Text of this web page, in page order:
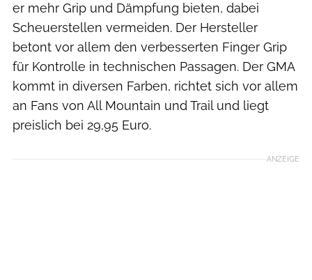
er mehr Grip und Dämpfung bieten, dabei
Scheuerstellen vermeiden. Der Hersteller
betont vor allem den verbesserten Finger Grip
für Kontrolle in technischen Passagen. Der GMA
kommt in diversen Farben, richtet sich vor allem
an Fans von All Mountain und Trail und liegt
preislich bei 29,95 Euro.
ANZEIGE